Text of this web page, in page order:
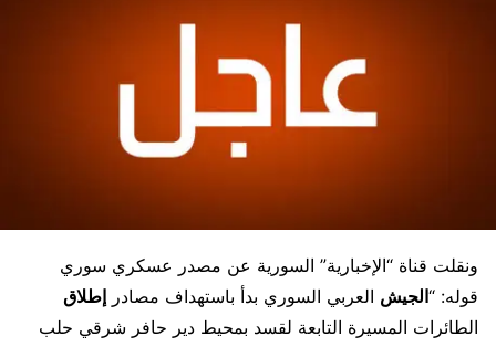
ونقلت قناة “الإخبارية” السورية عن مصدر عسكري سوري
قوله: “الجيش العربي السوري بدأ باستهداف مصادر إطلاق
الطائرات المسيرة التابعة لقسد بمحيط دير حافر شرقي حلب